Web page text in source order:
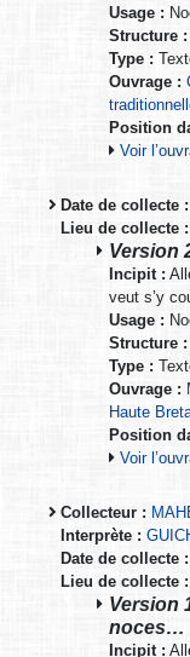
Usage :
Structure :
Type :
Ouvrage :
Position
Voir
Date de collecte :
Lieu de collecte :
Version
Incipit :
veut s’y
Usage :
Structure :
Type :
Ouvrage :
Haute
Position
Voir
Collecteur :
Interprète :
Date de collecte :
Lieu de collecte :
Version
noces…
Incipit :